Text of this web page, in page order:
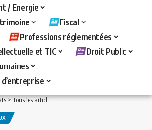
/ Energie
Fiscal
Professions réglementées
et TIC
Droit Public
>Tous les articles >Immobilier>Baux commerciaux>